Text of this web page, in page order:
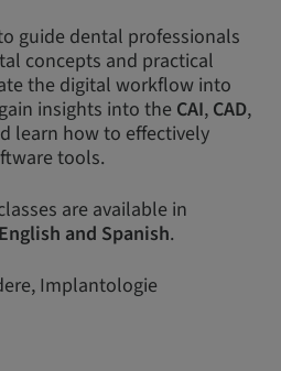
guide dental professionals
concepts and practical
the digital workflow into
insights into the CAI, CAD,
learn how to effectively
tools.
are available in
English and Spanish.
Implantologie